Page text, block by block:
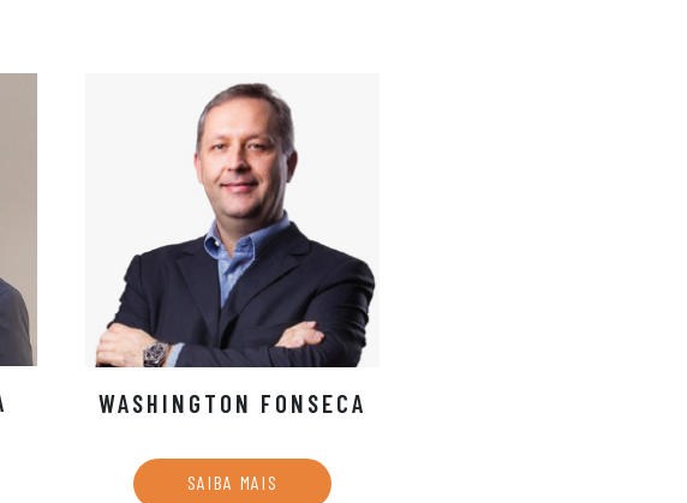
WASHINGTON FONSECA
SAIBA MAIS